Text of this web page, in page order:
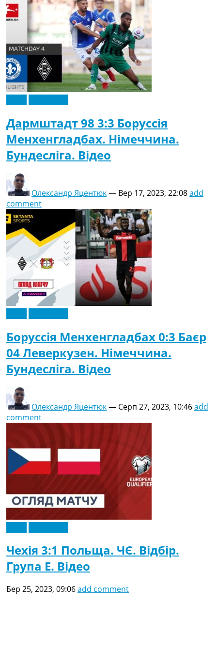
Дармштадт 98 3:3 Боруссія
Менхенгладбах. Німеччина.
Бундесліга. Відео
Олександр Яцентюк— Вер 17, 2023, 22:08add
comment
Боруссія Менхенгладбах 0:3 Баєр
04 Леверкузен. Німеччина.
Бундесліга. Відео
Олександр Яцентюк— Серп 27, 2023, 10:46add
comment
Чехія 3:1 Польща. ЧЄ. Відбір.
Група E. Відео
Бер 25, 2023, 09:06add comment